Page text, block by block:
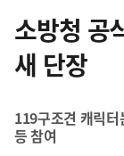
츠
영
소방청 공
새 단장
119구조견 캐릭
등 참여